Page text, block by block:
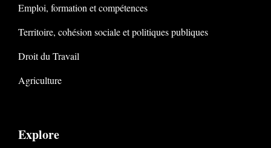
Emploi, formation et compétences
Territoire, cohésion sociale et politiques publiques
Droit du Travail
Agriculture
Explore